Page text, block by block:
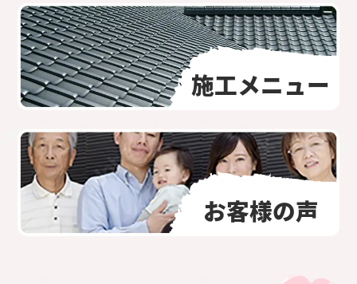
施工メニュー
お客様の声